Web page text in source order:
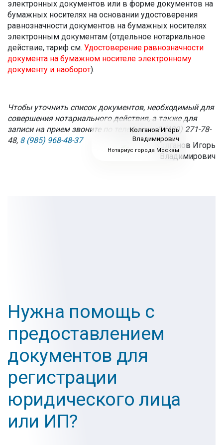
электронных документов или в форме документов на
бумажных носителях на основании удостоверения
равнозначности документов на бумажных носителях
электронным документам (отдельное нотариальное
действие, тариф см. Удостоверение равнозначности
документа на бумажном носителе электронному
документу и наоборот).
Чтобы уточнить список документов, необходимый для
совершения нотариального действия, а также для
записи на прием звоните по телефонам8 (499) 271-78-
48, 8 (985) 968-48-37
Нужна помощь с
предоставлением
документов для
регистрации
юридического лица
или ИП?
Колганов Игорь
Владимирович
Нотариус города Москвы